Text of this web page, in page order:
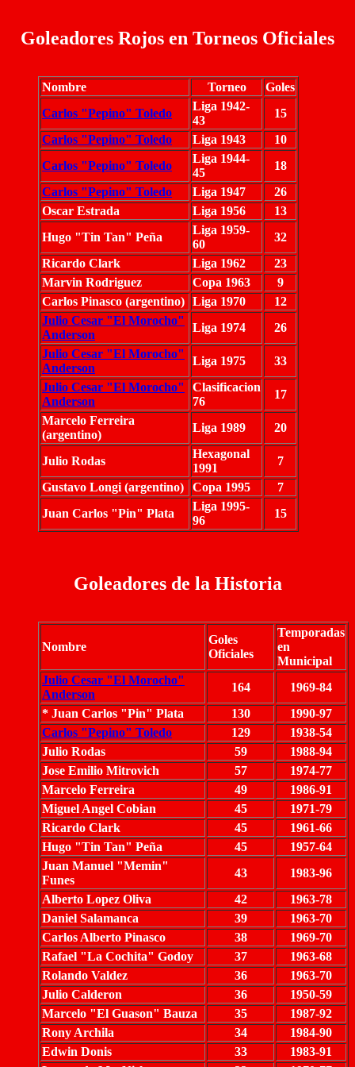
Goleadores Rojos en Torneos Oficiales
Nombre Torneo
Goles
Carlos "Pepino" Toledo
Liga 1942-
43
15
Carlos "Pepino" Toledo
Liga 1943
10
Carlos "Pepino" Toledo
Liga 1944-
45
18
Carlos "Pepino" Toledo
Liga 1947
26
Oscar Estrada
Liga 1956
13
Hugo "Tin Tan" Peña
Liga 1959-
60
32
Ricardo Clark
Liga 1962
23
Marvin Rodriguez
Copa 1963
9
Carlos Pinasco (argentino) Liga 1970
12
Julio Cesar "El Morocho"
Anderson
Liga 1974
26
Julio Cesar "El Morocho"
Anderson
Liga 1975
33
Julio Cesar "El Morocho"
Anderson
Clasificacion
76
17
Marcelo Ferreira
(argentino)
Liga 1989 20
Julio Rodas
Hexagonal
1991
7
Gustavo Longi (argentino)
Copa 1995
7
Juan Carlos "Pin" Plata
Liga 1995-
96
15
Goleadores de la Historia
Nombre
Goles
Oficiales
Temporadas
en
Municipal
Julio Cesar "El Morocho"
Anderson
164
1969-84
* Juan Carlos "Pin" Plata
130
1990-97
Carlos "Pepino" Toledo
129
1938-54
Julio Rodas
59
1988-94
Jose Emilio Mitrovich
57
1974-77
Marcelo Ferreira
49
1986-91
Miguel Angel Cobian
45
1971-79
Ricardo Clark
45
1961-66
Hugo "Tin Tan" Peña
45
1957-64
Juan Manuel "Memin"
Funes
43
1983-96
Alberto Lopez Oliva
42
1963-78
Daniel Salamanca
39
1963-70
Carlos Alberto Pinasco
38
1969-70
Rafael "La Cochita" Godoy
37
1963-68
Rolando Valdez
36
1963-70
Julio Calderon
36
1950-59
Marcelo "El Guason" Bauza
35
1987-92
Rony Archila
34
1984-90
Edwin Donis
33
1983-91